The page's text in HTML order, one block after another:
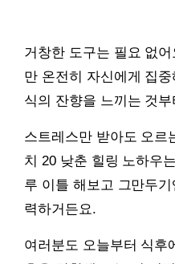
거창한 도구는 필요 없
만 온전히 자신에게 집
식의 잔향을 느끼는 것
스트레스만 받아도 오르
치 20 낮춘 힐링 노하우
루 이틀 해보고 그만두
력하거든요.
여러분도 오늘부터 식후